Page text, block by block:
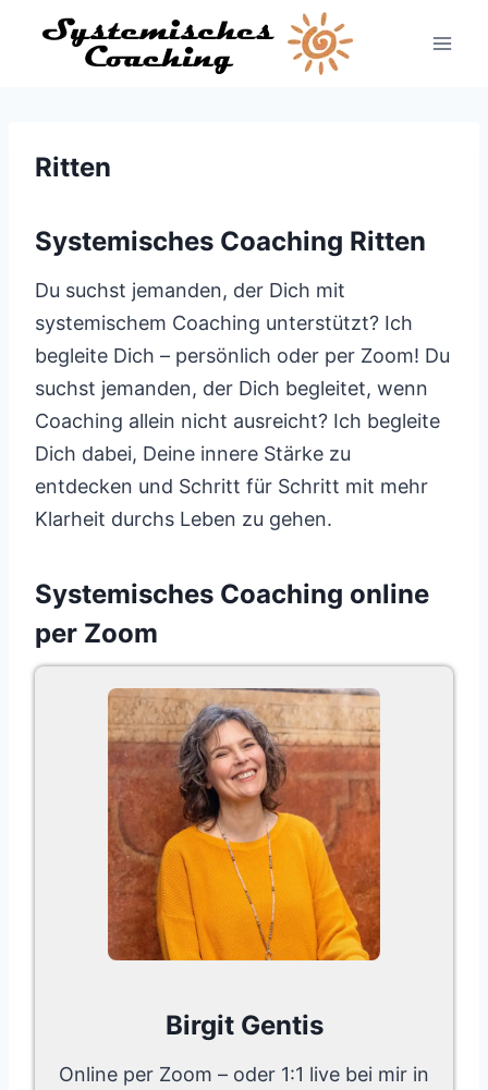
Inhalt
Ritten
Systemisches Coaching Ritten
Du suchst jemanden, der Dich mit
systemischem Coaching unterstützt? Ich
begleite Dich – persönlich oder per Zoom! Du
suchst jemanden, der Dich begleitet, wenn
Coaching allein nicht ausreicht? Ich begleite
Dich dabei, Deine innere Stärke zu
entdecken und Schritt für Schritt mit mehr
Klarheit durchs Leben zu gehen.
Systemisches Coaching online
per Zoom
Birgit Gentis
Online per Zoom – oder 1:1 live bei mir in